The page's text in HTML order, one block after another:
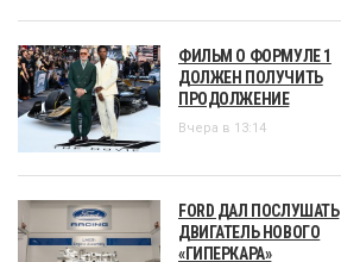
ФИЛЬМ О ФОРМУЛЕ 1
ДОЛЖЕН ПОЛУЧИТЬ
ПРОДОЛЖЕНИЕ
Вчера в 13:14
FORD ДАЛ ПОСЛУШАТЬ
ДВИГАТЕЛЬ НОВОГО
«ГИПЕРКАРА»